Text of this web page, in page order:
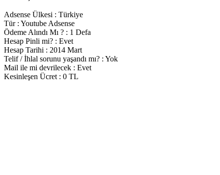
Adsense Ülkesi : Türkiye
Tür : Youtube Adsense
Ödeme Alındı Mı ? : 1 Defa
Hesap Pinli mi? : Evet
Hesap Tarihi : 2014 Mart
Telif / İhlal sorunu yaşandı mı? : Yok
Mail ile mi devrilecek : Evet
Kesinleşen Ücret : 0 TL